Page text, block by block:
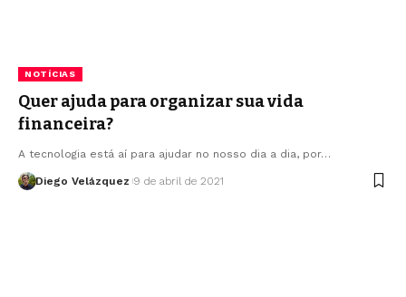
NOTÍCIAS
Quer ajuda para organizar sua vida
financeira?
A tecnologia está aí para ajudar no nosso dia a dia, por…
Diego Velázquez 9 de abril de 2021